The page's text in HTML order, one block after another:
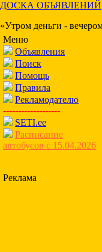
ДОСКА ОБЪЯВЛЕНИЙ
«Утром деньги -
Меню
Объявления
Поиск
Помощь
Правила
Рекламодателю
-------------------
SETI.ee
Расписание
автобусов с 15.04.2026
Реклама